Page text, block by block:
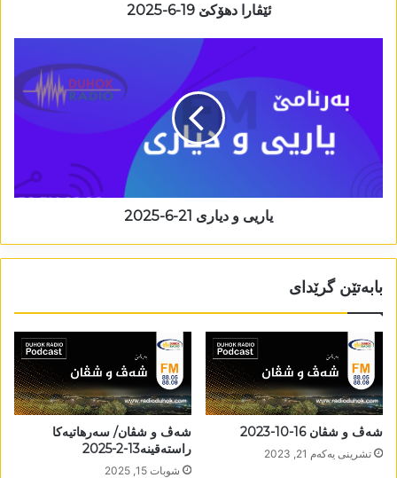
ئێڤارا دھۆکێ 19-6-2025
یاريی و دیاری 21-6-2025
بابەتێن گرێدای
شەڤ و شڤان 16-10-2023
تشرینی یه‌كه‌م 21, 2023
شەڤ و شڤان/ سەرھاتیەکا
راستەقینە13-2-2025
شوبات 15, 2025